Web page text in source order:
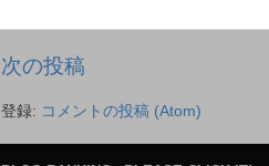
次の投稿
登録: コメントの投稿 (Atom)